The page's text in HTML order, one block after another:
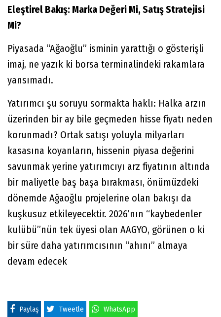
Eleştirel Bakış: Marka Değeri Mi, Satış Stratejisi
Mi?
Piyasada “Ağaoğlu” isminin yarattığı o gösterişli
imaj, ne yazık ki borsa terminalindeki rakamlara
yansımadı.
Yatırımcı şu soruyu sormakta haklı: Halka arzın
üzerinden bir ay bile geçmeden hisse fiyatı neden
korunmadı? Ortak satışı yoluyla milyarları
kasasına koyanların, hissenin piyasa değerini
savunmak yerine yatırımcıyı arz fiyatının altında
bir maliyetle baş başa bırakması, önümüzdeki
dönemde Ağaoğlu projelerine olan bakışı da
kuşkusuz etkileyecektir. 2026’nın “kaybedenler
kulübü”nün tek üyesi olan AAGYO, görünen o ki
bir süre daha yatırımcısının “ahını” almaya
devam edecek
Paylaş Tweetle WhatsApp